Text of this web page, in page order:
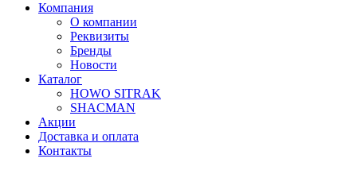
Компания
О компании
Реквизиты
Бренды
Новости
Каталог
HOWO SITRAK
SHACMAN
Акции
Доставка и оплата
Контакты